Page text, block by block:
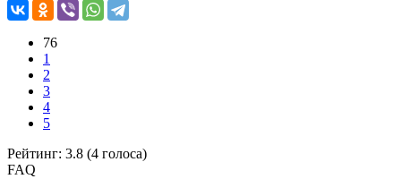
76
1
2
3
4
5
Рейтинг: 3.8 (4 голоса)
FAQ